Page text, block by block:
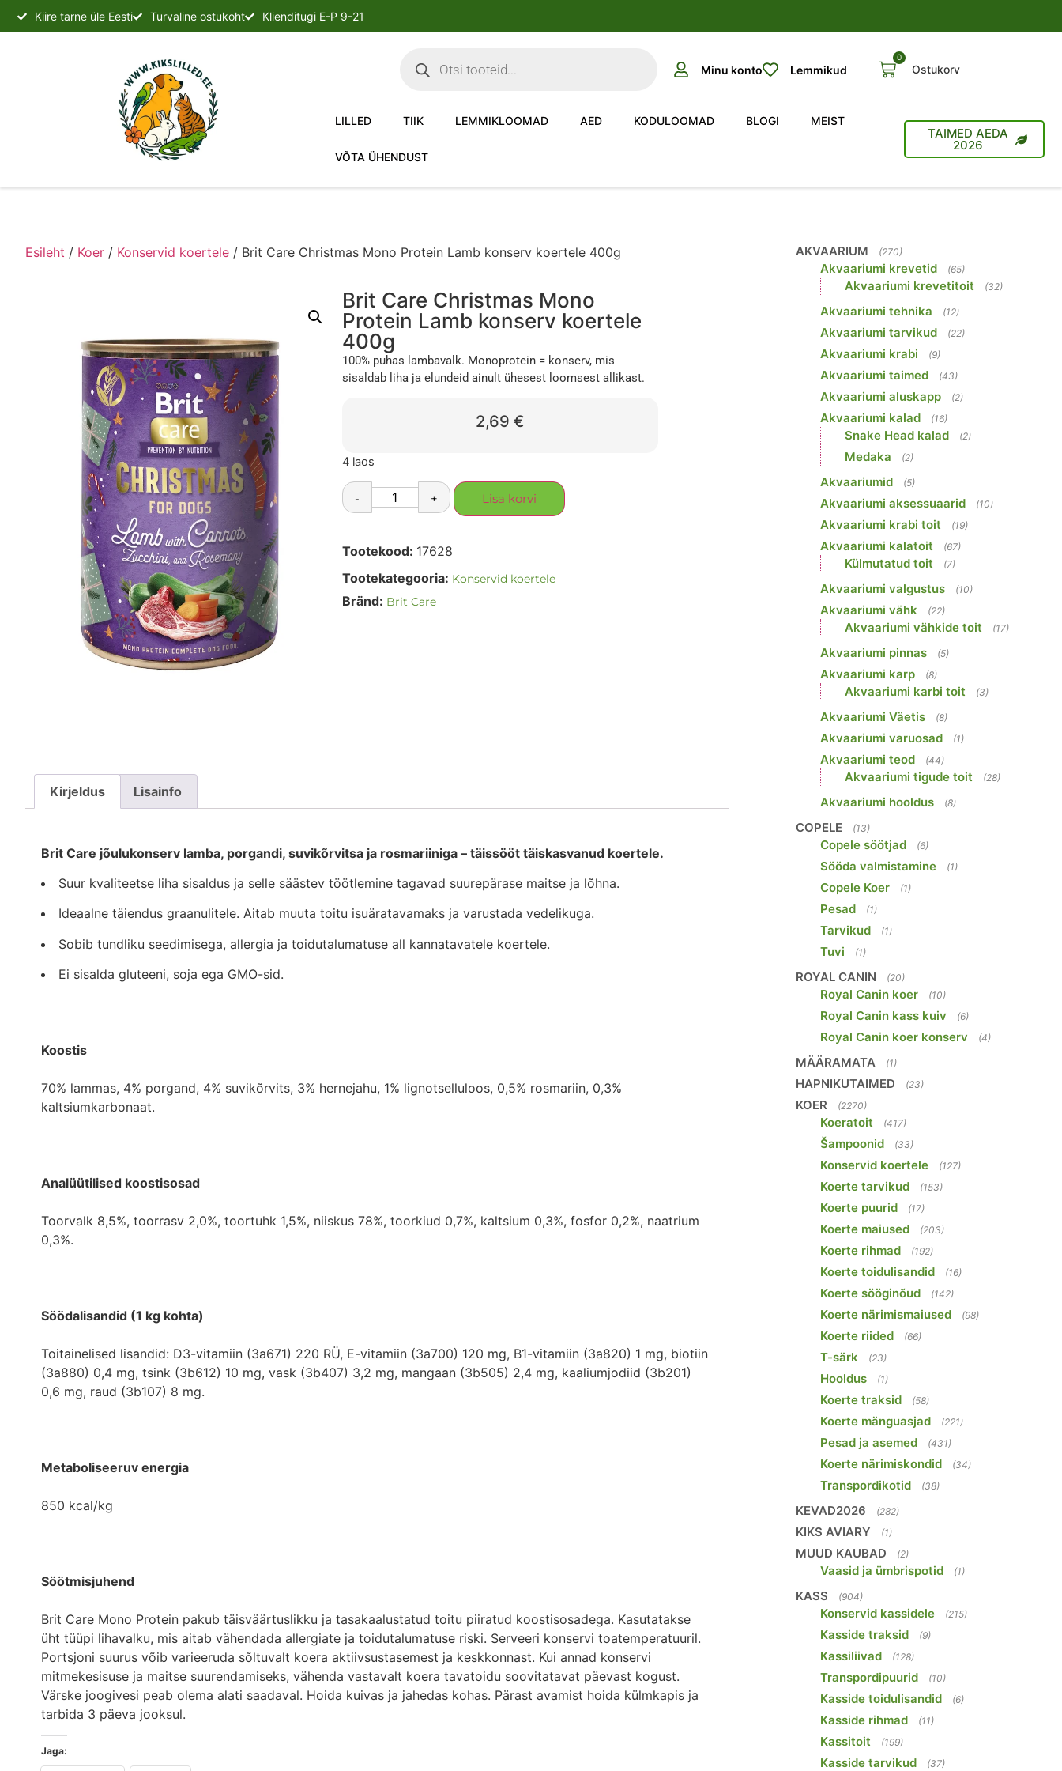
Kiire tarne üle Eesti Turvaline ostukoht Klienditugi E-P 9-21
Minu konto Lemmikud
0
Ostukorv
LILLED TIIK LEMMIKLOOMAD AED KODULOOMAD BLOGI MEIST
VÕTA ÜHENDUST
TAIMED AEDA
2026
Esileht / Koer / Konservid koertele / Brit Care Christmas Mono Protein Lamb konserv koertele 400g
Brit Care Christmas Mono
Protein Lamb konserv koertele
400g
100% puhas lambavalk. Monoprotein = konserv, mis
sisaldab liha ja elundeid ainult ühesest loomsest allikast.
2,69€
4 laos
- + Lisa korvi
Tootekood: 17628
Tootekategooria: Konservid koertele
Bränd: Brit Care
Kirjeldus Lisainfo
Brit Care jõulukonserv lamba, porgandi, suvikõrvitsa ja rosmariiniga – täissööt täiskasvanud koertele.
Suur kvaliteetse liha sisaldus ja selle säästev töötlemine tagavad suurepärase maitse ja lõhna.
Ideaalne täiendus graanulitele. Aitab muuta toitu isuäratavamaks ja varustada vedelikuga.
Sobib tundliku seedimisega, allergia ja toidutalumatuse all kannatavatele koertele.
Ei sisalda gluteeni, soja ega GMO-sid.
Koostis
70% lammas, 4% porgand, 4% suvikõrvits, 3% hernejahu, 1% lignotselluloos, 0,5% rosmariin, 0,3%
kaltsiumkarbonaat.
Analüütilised koostisosad
Toorvalk 8,5%, toorrasv 2,0%, toortuhk 1,5%, niiskus 78%, toorkiud 0,7%, kaltsium 0,3%, fosfor 0,2%, naatrium
0,3%.
Söödalisandid (1 kg kohta)
Toitainelised lisandid: D3-vitamiin (3a671) 220 RÜ, E-vitamiin (3a700) 120 mg, B1-vitamiin (3a820) 1 mg, biotiin
(3a880) 0,4 mg, tsink (3b612) 10 mg, vask (3b407) 3,2 mg, mangaan (3b505) 2,4 mg, kaaliumjodiid (3b201)
0,6 mg, raud (3b107) 8 mg.
Metaboliseeruv energia
850 kcal/kg
Söötmisjuhend
Brit Care Mono Protein pakub täisväärtuslikku ja tasakaalustatud toitu piiratud koostisosadega. Kasutatakse
üht tüüpi lihavalku, mis aitab vähendada allergiate ja toidutalumatuse riski. Serveeri konservi toatemperatuuril.
Portsjoni suurus võib varieeruda sõltuvalt koera aktiivsustasemest ja keskkonnast. Kui annad konservi
mitmekesisuse ja maitse suurendamiseks, vähenda vastavalt koera tavatoidu soovitatavat päevast kogust.
Värske joogivesi peab olema alati saadaval. Hoida kuivas ja jahedas kohas. Pärast avamist hoida külmkapis ja
tarbida 3 päeva jooksul.
Jaga:
AKVAARIUM (270)
Akvaariumi krevetid (65)
Akvaariumi krevetitoit (32)
Akvaariumi tehnika (12)
Akvaariumi tarvikud (22)
Akvaariumi krabi (9)
Akvaariumi taimed (43)
Akvaariumi aluskapp (2)
Akvaariumi kalad (16)
Snake Head kalad (2)
Medaka (2)
Akvaariumid (5)
Akvaariumi aksessuaarid (10)
Akvaariumi krabi toit (19)
Akvaariumi kalatoit (67)
Külmutatud toit (7)
Akvaariumi valgustus (10)
Akvaariumi vähk (22)
Akvaariumi vähkide toit (17)
Akvaariumi pinnas (5)
Akvaariumi karp (8)
Akvaariumi karbi toit (3)
Akvaariumi Väetis (8)
Akvaariumi varuosad (1)
Akvaariumi teod (44)
Akvaariumi tigude toit (28)
Akvaariumi hooldus (8)
COPELE (13)
Copele söötjad (6)
Sööda valmistamine (1)
Copele Koer (1)
Pesad (1)
Tarvikud (1)
Tuvi (1)
ROYAL CANIN (20)
Royal Canin koer (10)
Royal Canin kass kuiv (6)
Royal Canin koer konserv (4)
MÄÄRAMATA (1)
HAPNIKUTAIMED (23)
KOER (2270)
Koeratoit (417)
Šampoonid (33)
Konservid koertele (127)
Koerte tarvikud (153)
Koerte puurid (17)
Koerte maiused (203)
Koerte rihmad (192)
Koerte toidulisandid (16)
Koerte sööginõud (142)
Koerte närimismaiused (98)
Koerte riided (66)
T-särk (23)
Hooldus (1)
Koerte traksid (58)
Koerte mänguasjad (221)
Pesad ja asemed (431)
Koerte närimiskondid (34)
Transpordikotid (38)
KEVAD2026 (282)
KIKS AVIARY (1)
MUUD KAUBAD (2)
Vaasid ja ümbrispotid (1)
KASS (904)
Konservid kassidele (215)
Kasside traksid (9)
Kassiliivad (128)
Transpordipuurid (10)
Kasside toidulisandid (6)
Kasside rihmad (11)
Kassitoit (199)
Kasside tarvikud (37)